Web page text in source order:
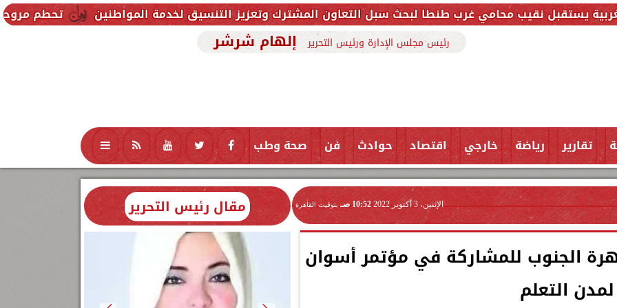
تحطم مروحية أثناء مكافحة حريق غرب طنطا لبحث سبل التعاون المشترك وتعزيز التنسيق لخدمة المواطنين
رئيس مجلس الإدارة ورئيس التحرير إلهام شرشر
تقارير رياضة خارجي اقتصاد حوادث فن صحة وطب تكنولوجيا منوعات محافظات
الإثنين، 3 أكتوبر 2022 10:52 صـ بتوقيت القاهرة
الجنوب للمشاركة في مؤتمر أسوان
لمدن التعلم
مقال رئيس التحرير